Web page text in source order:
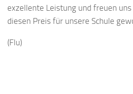
exzellente Leistung und freuen
diesen Preis für unsere Schule
(Flu)